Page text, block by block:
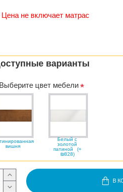
Цена не включает матрас
варианты
Выберите цвет мебели
вишня
Белый с
золотой
патиной
(+
₪828)
В